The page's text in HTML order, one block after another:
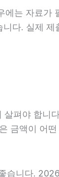
는 자료
니다. 실제
펴야 합
금액이 어
습니다.